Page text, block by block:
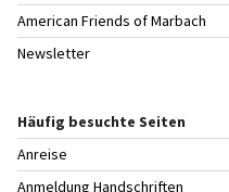
American Friends of Marbach
Newsletter
Häufig besuchte Seiten
Anreise
Anmeldung Handschriften